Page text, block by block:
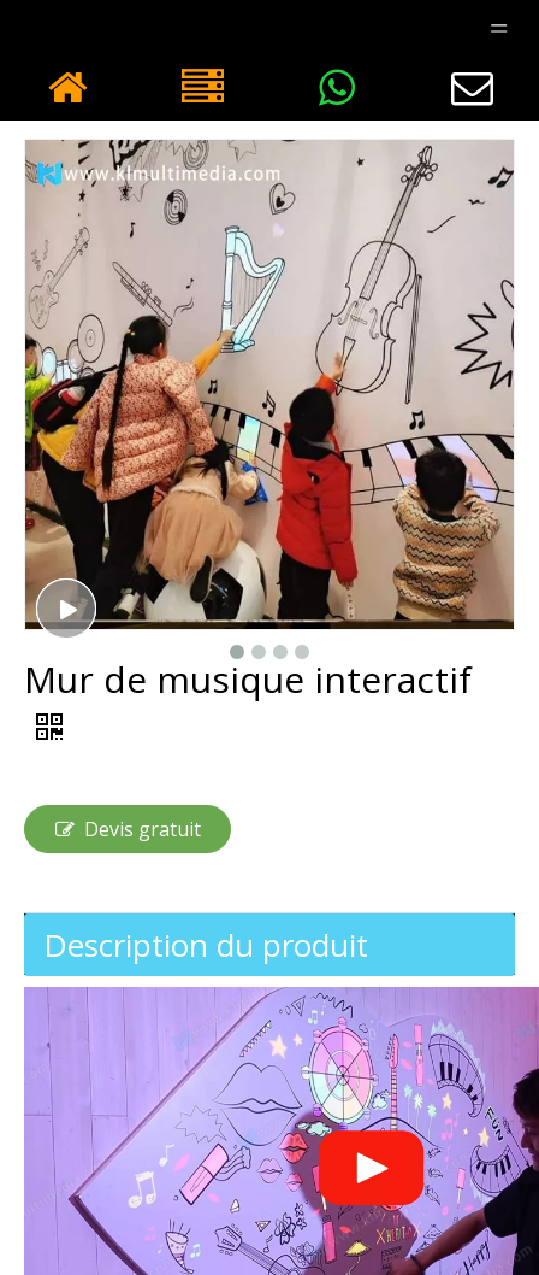
Mur de musique interactif
Devis gratuit
Description du produit